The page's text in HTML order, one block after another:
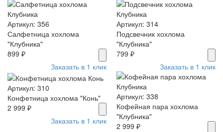
Артикул: 356
Салфетница хохлома
"Клубника"
899 ₽
Заказать в 1 клик
Артикул: 314
Подсвечник хохлома
"Клубника"
799 ₽
Заказать в 1 клик
Артикул: 310
Конфетница хохлома "Конь"
2 999 ₽
Заказать в 1 клик
Артикул: 338
Кофейная пара хохлома
"Клубника"
2 999 ₽